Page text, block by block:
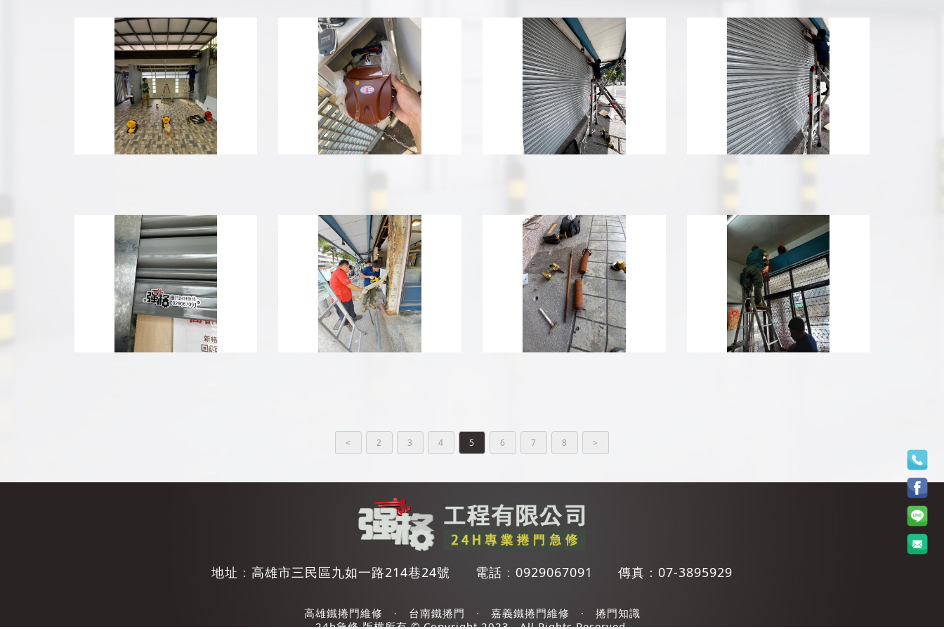
< 2 3 4 5 6 7 8 >
地址： 高雄市三民區九如一路214巷24號 電話： 0929067091 傳真： 07-3895929
高雄鐵捲門維修 · 台南鐵捲門 · 嘉義鐵捲門維修 · 捲門知識
24h急修 版權所有 © Copyright 2023 . All Rights Reserved.